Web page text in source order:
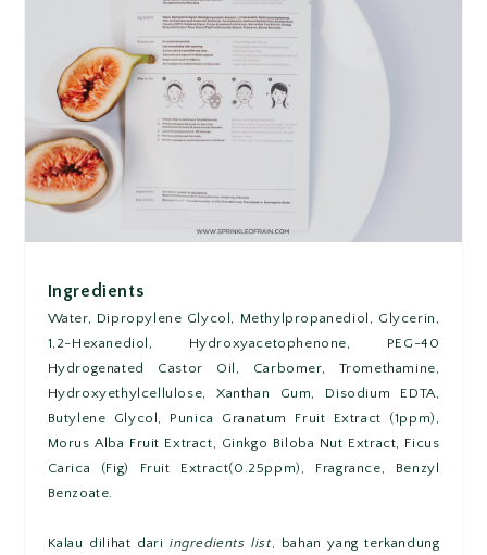
Ingredients
Water, Dipropylene Glycol, Methylpropanediol, Glycerin,
1,2-Hexanediol, Hydroxyacetophenone, PEG-40
Hydrogenated Castor Oil, Carbomer, Tromethamine,
Hydroxyethylcellulose, Xanthan Gum, Disodium EDTA,
Butylene Glycol, Punica Granatum Fruit Extract (1ppm),
Morus Alba Fruit Extract, Ginkgo Biloba Nut Extract, Ficus
Carica (Fig) Fruit Extract(0.25ppm), Fragrance, Benzyl
Benzoate.
Kalau dilihat dari ingredients list , bahan yang terkandung